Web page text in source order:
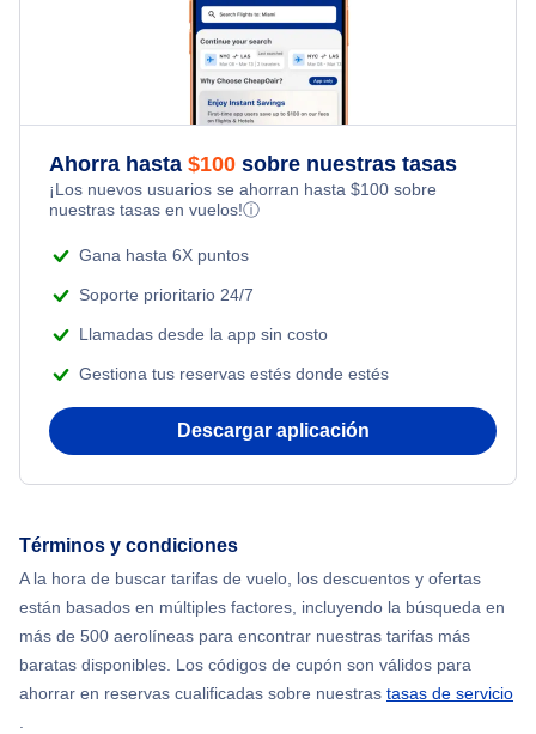
Flights from Nueva York to Tel Aviv
Flights from Nueva York to Estanbul
Flights from Nueva York to Singapur
Flights from Nueva York to Atenas
Flights from Shanghai to Nueva York
Flights from Delhi to Nueva York
Flights from Nueva York to Hong Kong
Flights from Nueva York to Lisboa
Kid Friendly Vacations
Honeymoon Vacations
Romantic Vacations
Adventure Vacations
Ahorra hasta $100 sobre nuestras tasas
¡Los nuevos usuarios se ahorran hasta $100 sobre
nuestras tasas en vuelos!ⓘ
Gana hasta 6X puntos
Soporte prioritario 24/7
Llamadas desde la app sin costo
Gestiona tus reservas estés donde estés
Descargar aplicación
Términos y condiciones
A la hora de buscar tarifas de vuelo, los descuentos y ofertas
están basados en múltiples factores, incluyendo la búsqueda en
más de 500 aerolíneas para encontrar nuestras tarifas más
baratas disponibles. Los códigos de cupón son válidos para
ahorrar en reservas cualificadas sobre nuestras tasas de servicio
.